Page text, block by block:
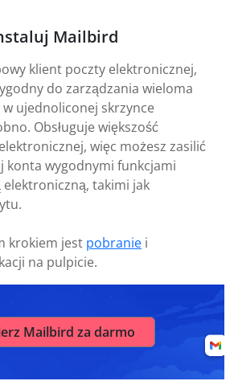
Mailbird
klient poczty elektronicznej,
do zarządzania wieloma
ujednoliconej skrzynce
Obsługuje większość
więc możesz zasilić
konta wygodnymi funkcjami
takimi jak
krokiem jest pobranie i
na pulpicie.
Mailbird za darmo